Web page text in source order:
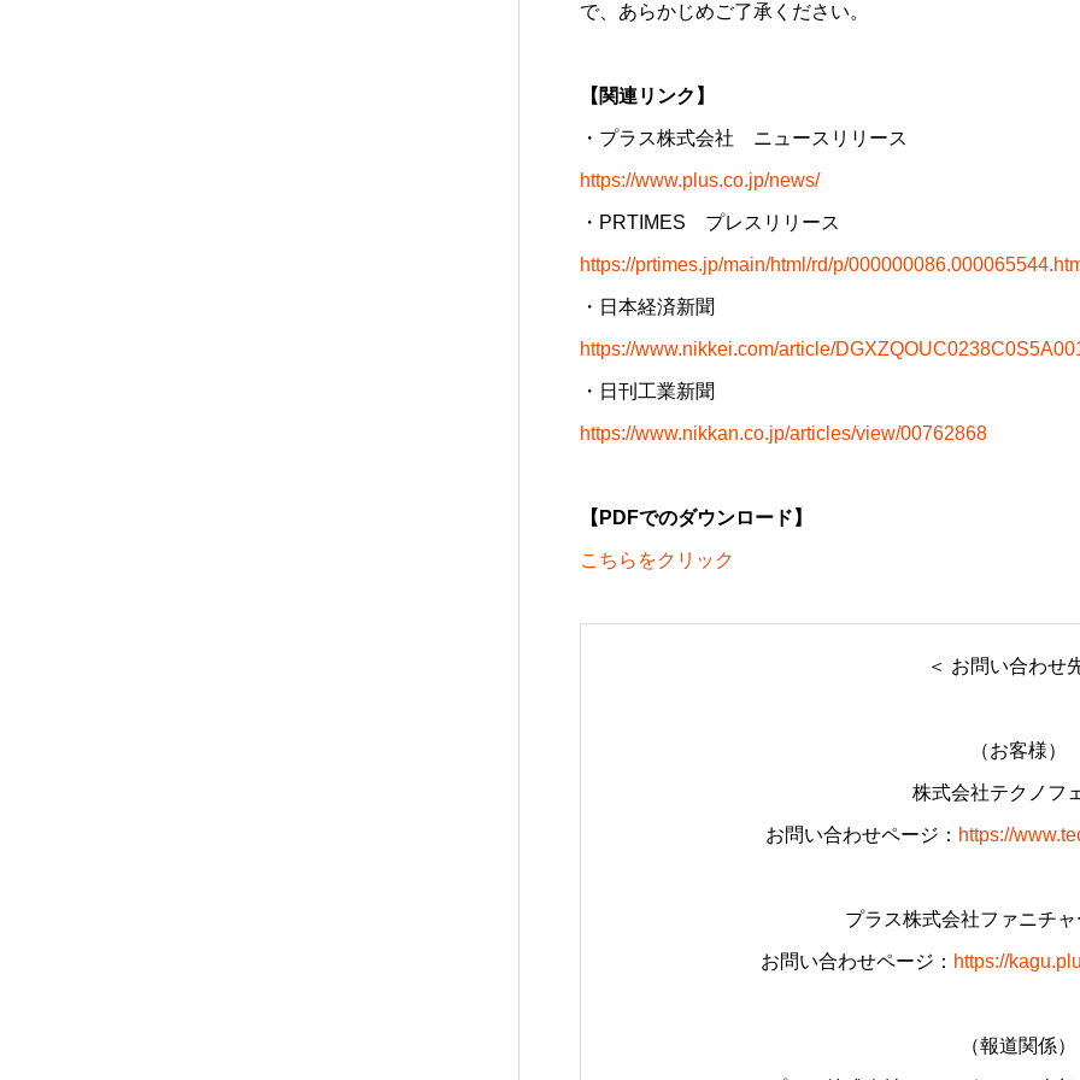
で、あらかじめご了承ください。
【関連リンク】
・プラス株式会社 ニュースリリース
https://www.plus.co.jp/news/
・PRTIMES プレスリリース
https://prtimes.jp/main/html/rd/p/
・日本経済新聞
https://www.nikkei.com/article/
・日刊工業新聞
https://www.nikkan.co.jp/articles/view/00762868
【PDFでのダウンロード】
こちらをクリック
＜ お問い合わせ
（お客様）
株式会社テクノフ
お問い合わせページ： https://
プラス株式会社ファニチ
お問い合わせページ： https://
（報道関係）